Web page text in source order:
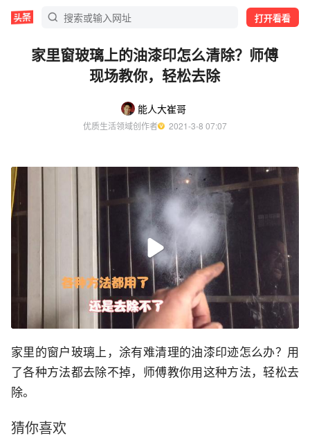
打开看看
家里窗玻璃上的油漆印怎么清除？师傅
现场教你，轻松去除
能人大崔哥
优质生活领域创作者
  2021-3-8 07:07
家里的窗户玻璃上，涂有难清理的油漆印迹怎么办？用
了各种方法都去除不掉，师傅教你用这种方法，轻松去
除。
猜你喜欢